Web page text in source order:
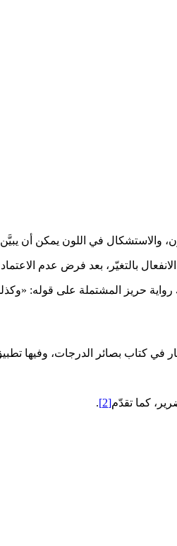
بالتغيّر، بعد فرض عدم
حريز المشتملة على قوله: «وكذلك
كتاب بصائر الدرجات، وفيها
كما تقدّم‏[2]
.